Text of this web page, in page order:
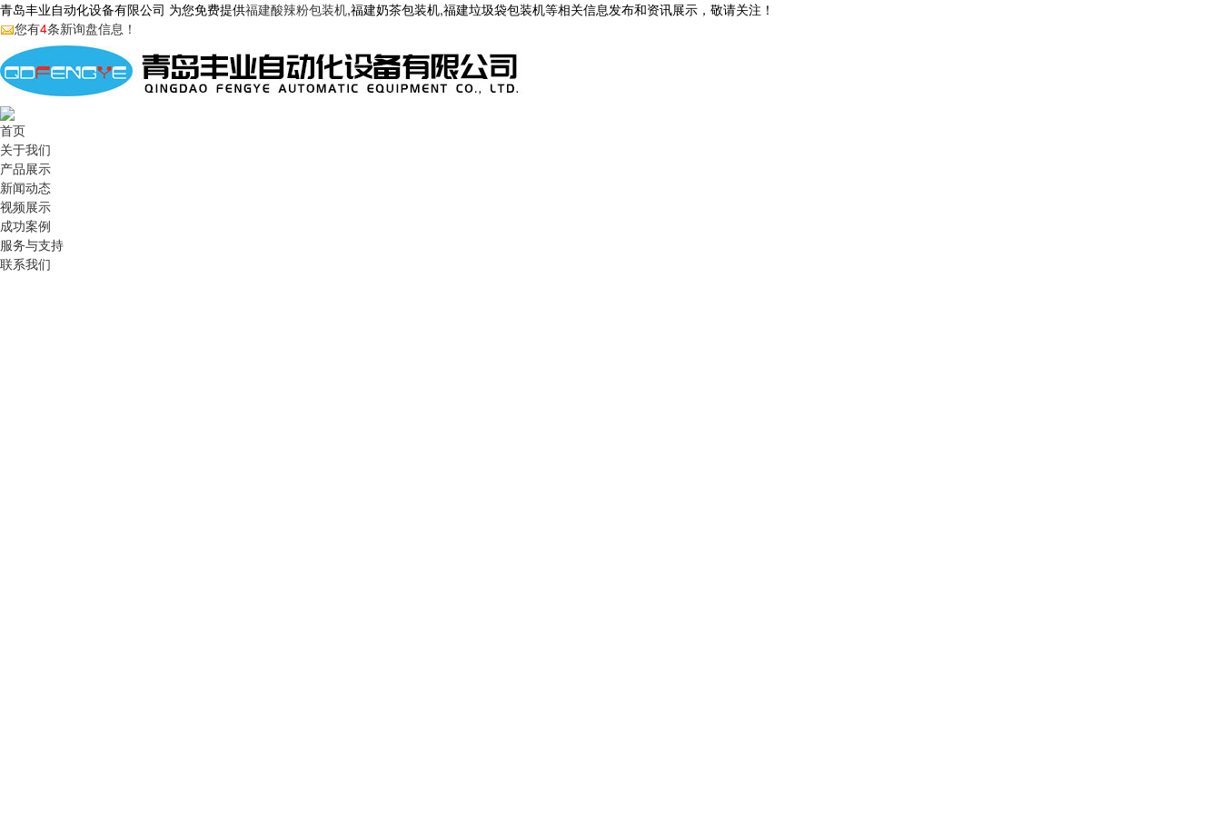
青岛丰业自动化设备有限公司 为您免费提供福建酸辣粉包装机,福建奶茶包装机,福建垃圾袋包装机等相关信息发布和资讯展示，敬请关注！
您有4条新询盘信息！
首页
关于我们
产品展示
新闻动态
视频展示
成功案例
服务与支持
联系我们